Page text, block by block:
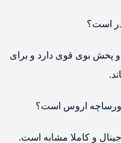
است؟
و پخش بوی قوی دارد و برای
ورساچه اروس است؟
و کاملا مشابه است.